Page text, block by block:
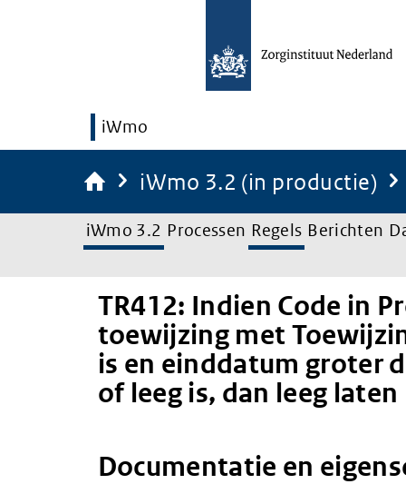
iWmo
iWmo 3.2 (in productie)
iWmo 3.2 Processen Regels Berichten
TR412: Indien Code in
toewijzing met
is en einddatum groter
of leeg is, dan leeg laten
Documentatie en